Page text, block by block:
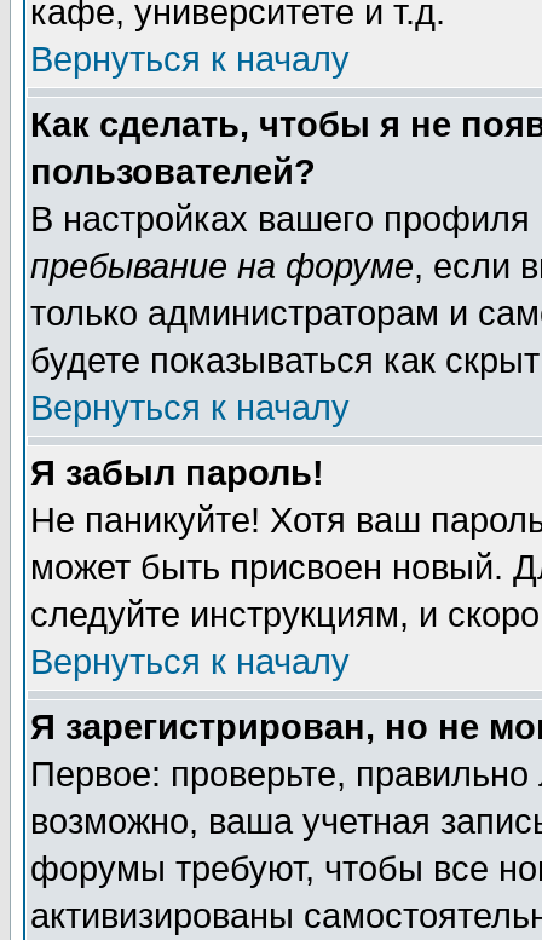
кафе, университете и т.д.
Вернуться к началу
Как сделать, чтобы я не
пользователей?
В настройках вашего
пребывание на форуме, если
только администраторам и
будете показываться как
Вернуться к началу
Я забыл пароль!
Не паникуйте! Хотя ваш
может быть присвоен новый.
следуйте инструкциям, и
Вернуться к началу
Я зарегистрирован, но не
Первое: проверьте,
возможно, ваша учетная
форумы требуют, чтобы все
активизированы